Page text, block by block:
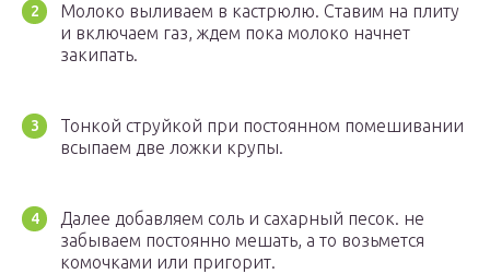
Молоко выливаем в кастрюлю. Ставим на плиту
и включаем газ, ждем пока молоко начнет
закипать.
Тонкой струйкой при постоянном помешивании
всыпаем две ложки крупы.
Далее добавляем соль и сахарный песок. не
забываем постоянно мешать, а то возьмется
комочками или пригорит.